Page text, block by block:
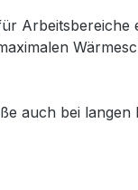
Arbeitsbereiche
auch bei